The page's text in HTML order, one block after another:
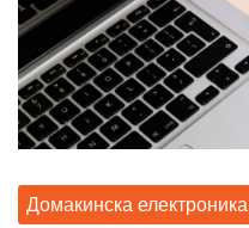
Домакинска електроника